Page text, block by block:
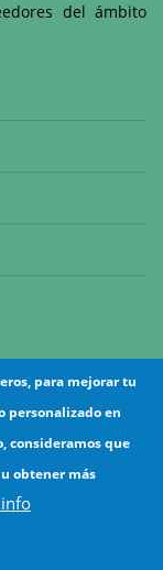
del ámbito
para mejorar tu
personalizado en
consideramos que
obtener más